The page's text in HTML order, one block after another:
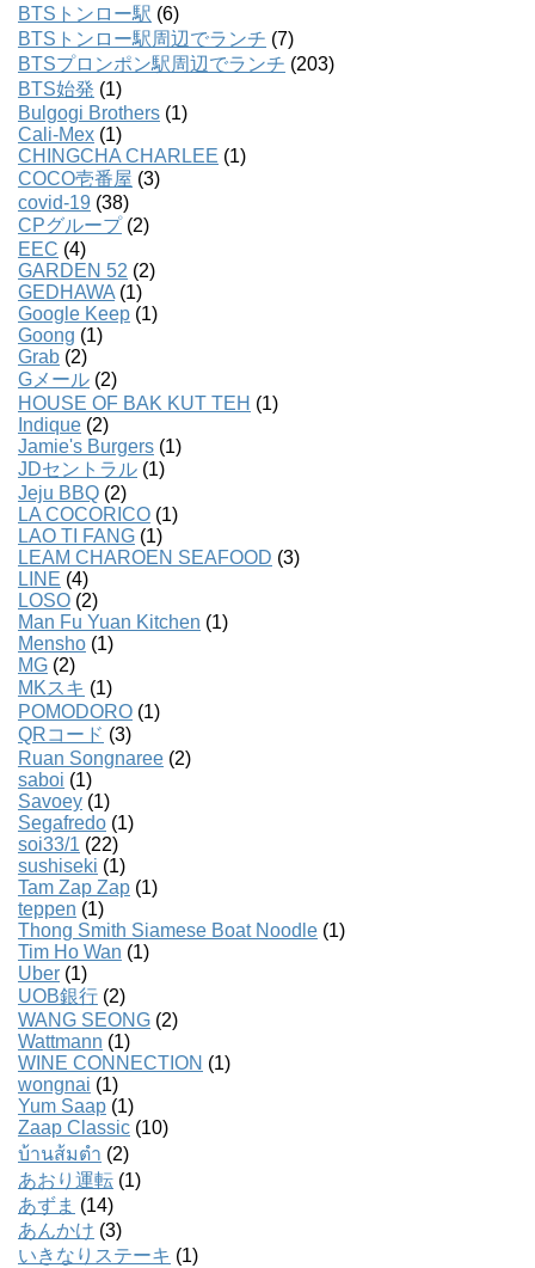
BTSトンロー駅 (6)
BTSトンロー駅周辺でランチ (7)
BTSプロンポン駅周辺でランチ (203)
BTS始発 (1)
Bulgogi Brothers (1)
Cali-Mex (1)
CHINGCHA CHARLEE (1)
COCO壱番屋 (3)
covid-19 (38)
CPグループ(2)
EEC (4)
GARDEN 52 (2)
GEDHAWA (1)
Google Keep (1)
Goong (1)
Grab (2)
Gメール (2)
HOUSE OF BAK KUT TEH (1)
Indique (2)
Jamie's Burgers (1)
JDセントラル (1)
Jeju BBQ (2)
LA COCORICO (1)
LAO TI FANG (1)
LEAM CHAROEN SEAFOOD (3)
LINE (4)
LOSO (2)
Man Fu Yuan Kitchen (1)
Mensho (1)
MG (2)
MKスキ (1)
POMODORO (1)
QRコード (3)
Ruan Songnaree (2)
saboi (1)
Savoey (1)
Segafredo (1)
soi33/1 (22)
sushiseki (1)
Tam Zap Zap (1)
teppen (1)
Thong Smith Siamese Boat Noodle (1)
Tim Ho Wan (1)
Uber (1)
UOB銀行 (2)
WANG SEONG (2)
Wattmann (1)
WINE CONNECTION (1)
wongnai (1)
Yum Saap (1)
Zaap Classic (10)
บ้านส้มตํา (2)
あおり運転 (1)
あずま (14)
あんかけ (3)
いきなりステーキ (1)